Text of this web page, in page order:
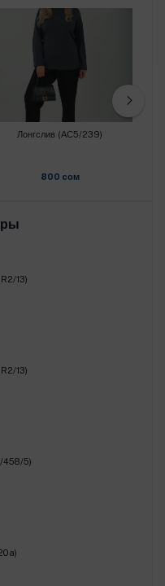
Лонгслив (АС5/239)
800 cом
13)
13)
458/5)